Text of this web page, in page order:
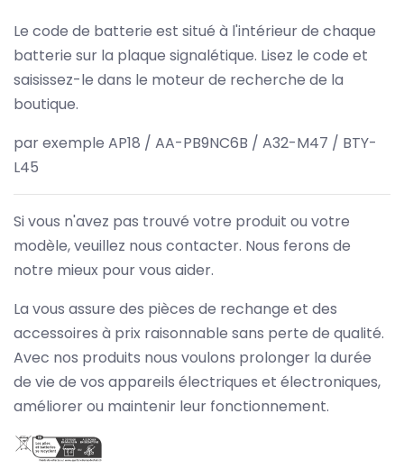
Le code de batterie est situé à l'intérieur de chaque
batterie sur la plaque signalétique. Lisez le code et
saisissez-le dans le moteur de recherche de la
boutique.
par exemple AP18 / AA-PB9NC6B / A32-M47 / BTY-
L45
Si vous n'avez pas trouvé votre produit ou votre
modèle, veuillez nous contacter. Nous ferons de
notre mieux pour vous aider.
La vous assure des pièces de rechange et des
accessoires à prix raisonnable sans perte de qualité.
Avec nos produits nous voulons prolonger la durée
de vie de vos appareils électriques et électroniques,
améliorer ou maintenir leur fonctionnement.